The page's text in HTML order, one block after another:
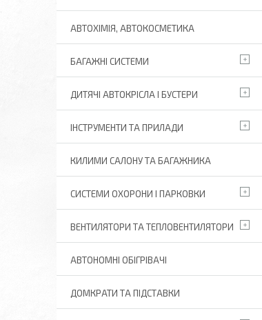
АВТОХІМІЯ, АВТОКОСМЕТИКА
БАГАЖНІ СИСТЕМИ
ДИТЯЧІ АВТОКРІСЛА І БУСТЕРИ
ІНСТРУМЕНТИ ТА ПРИЛАДИ
КИЛИМИ САЛОНУ ТА БАГАЖНИКА
СИСТЕМИ ОХОРОНИ І ПАРКОВКИ
ВЕНТИЛЯТОРИ ТА ТЕПЛОВЕНТИЛЯТОРИ
АВТОНОМНІ ОБІГРІВАЧІ
ДОМКРАТИ ТА ПІДСТАВКИ